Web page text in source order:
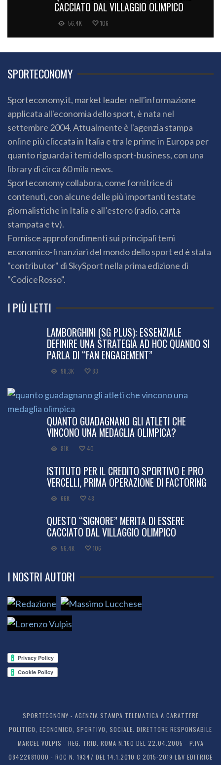
CACCIATO DAL VILLAGGIO OLIMPICO
56.4K 106
SPORTECONOMY
Sporteconomy.it, market leader nell'informazione
applicata all'economia dello sport, è nata nel
settembre 2004. Attualmente è l'agenzia stampa
online più cliccata in Italia e tra le prime in Europa per
quanto riguarda i temi dello sport-business, con una
library di circa 60 mila news.
Sporteconomy collabora, come fornitrice di
contenuti, con alcune delle più importanti testate
giornalistiche in Italia e all’estero (radio, carta
stampata e tv).
Fornisce approfondimenti sui principali temi
economico-finanziari del mondo dello sport ed è stata
"contributor" di SkySport nella prima edizione di
"CodiceRosso".
I PIÙ LETTI
LAMBORGHINI (SG PLUS): ESSENZIALE
DEFINIRE UNA STRATEGIA AD HOC QUANDO SI
PARLA DI “FAN ENGAGEMENT”
98.3K 83
QUANTO GUADAGNANO GLI ATLETI CHE
VINCONO UNA MEDAGLIA OLIMPICA?
81K 40
ISTITUTO PER IL CREDITO SPORTIVO E PRO
VERCELLI, PRIMA OPERAZIONE DI FACTORING
66K 48
QUESTO “SIGNORE” MERITA DI ESSERE
CACCIATO DAL VILLAGGIO OLIMPICO
56.4K 106
I NOSTRI AUTORI
SPORTECONOMY - AGENZIA STAMPA TELEMATICA A CARATTERE
POLITICO, ECONOMICO, SPORTIVO, SOCIALE. DIRETTORE RESPONSABILE
MARCEL VULPIS - REG. TRIB. ROMA N.160 DEL 22.04.2005 - P.IVA
08422681000 - ROC N. 19347 DEL 14.1.2010 C 2015-2019 L&V EDITRICE